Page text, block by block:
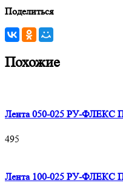
Поделиться
Похожие
Лента 050-025 РУ-ФЛЕКС
495
Лента 100-025 РУ-ФЛЕКС